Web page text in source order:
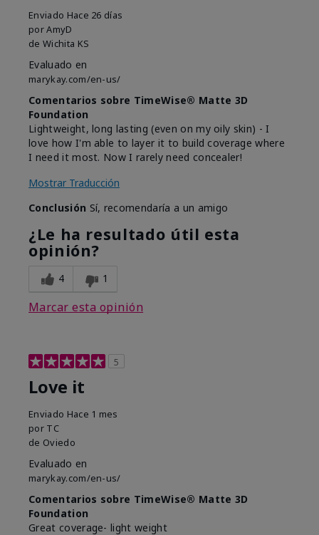
Enviado Hace 26 días
porAmyD
de Wichita KS
Evaluado en
marykay.com/en-us/
Comentarios sobre TimeWise® Matte 3D
Foundation
Lightweight, long lasting (even on my oily skin) - I
love how I'm able to layer it to build coverage where
I need it most. Now I rarely need concealer!
Mostrar Traducción
Conclusión Sí, recomendaría a un amigo
¿Le ha resultado útil esta
opinión?
4 1
Marcar esta opinión
5
Love it
Enviado Hace 1 mes
por TC
de Oviedo
Evaluado en
marykay.com/en-us/
Comentarios sobre TimeWise® Matte 3D
Foundation
Great coverage- light weight